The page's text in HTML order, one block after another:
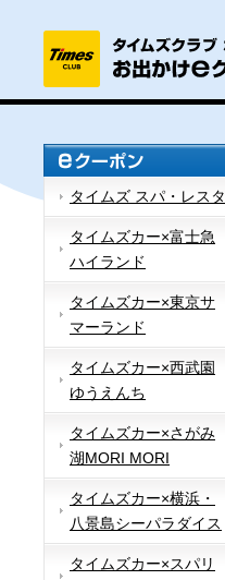
タイムズ スパ・レスタ
タイムズカー×富士急
ハイランド
タイムズカー×東京サ
マーランド
タイムズカー×西武園
ゆうえんち
タイムズカー×さがみ
湖MORI MORI
タイムズカー×横浜・
八景島シーパラダイス
タイムズカー×スパリ